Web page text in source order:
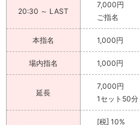
20:30 ～ LAST
7,000円
ご指名
本指名 1,000円
場内指名 1,000円
延長
7,000円
1セット50分
[税] 10%